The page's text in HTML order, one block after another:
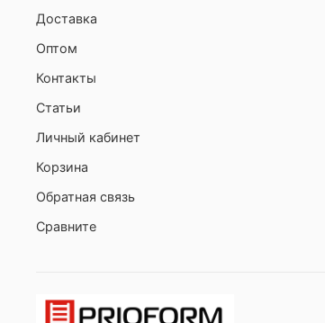
Доставка
Оптом
Контакты
Статьи
Личный кабинет
Корзина
Обратная связь
Сравните